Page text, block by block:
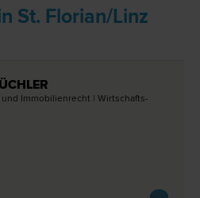
St. Florian/Linz
Immobilien­recht | Wirtschafts­